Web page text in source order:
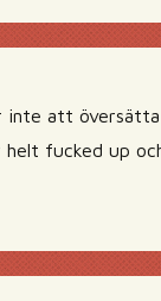
inte att
helt fucked up